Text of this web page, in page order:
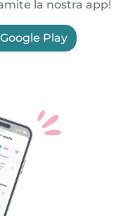
la nostra app!
Google Play